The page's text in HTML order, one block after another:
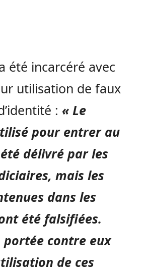
été incarcéré avec
utilisation de faux
: « Le
pour entrer au
délivré par les
mais les
dans les
été falsifiées.
portée contre eux
de ces